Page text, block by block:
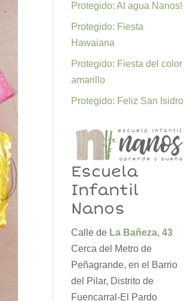
Protegido: Al agua Nanos!
Protegido: Fiesta
Hawaiana
Protegido: Fiesta del color
amarillo
Protegido: Feliz San Isidro
Escuela
Infantil
Nanos
Calle de La Bañeza, 43
Cerca del Metro de
Peñagrande, en el Barrio
del Pilar, Distrito de
Fuencarral-El Pardo